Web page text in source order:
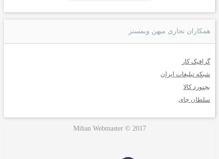
همکاران تجاری میهن وبمستر
گرافیک کار
شبکه تبلیغات ایران
بجنورد کالا
سلطان چای
Mihan Webmaster © 2017